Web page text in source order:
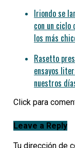
Iriondo se
con un ciclo
los más
Rasetto
ensayos
nuestros
Click para
Leave a Reply
Tu dirección de